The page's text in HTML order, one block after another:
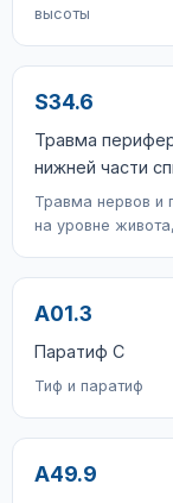
высоты
S34.6
Травма
нижней части
Травма нервов и
на уровне
A01.3
Паратиф C
Тиф и паратиф
A49.9